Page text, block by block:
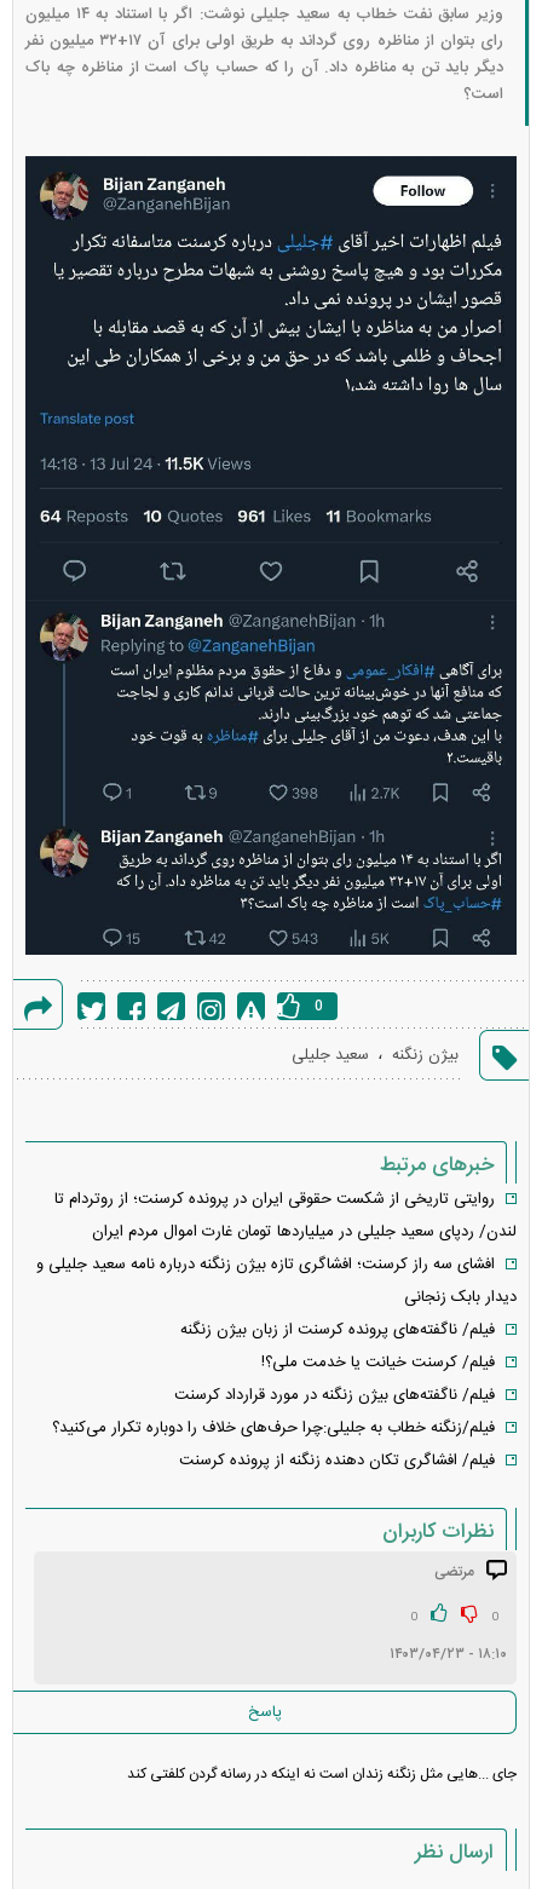
وزیر سابق نفت خطاب به سعید جلیلی نوشت: اگر با استناد به ۱۴ میلیون
رای بتوان از مناظره روی گرداند به طریق اولی برای آن ۱۷+۳۲ میلیون نفر
دیگر باید تن به مناظره داد. آن را که حساب پاک⁩ است از مناظره چه باک
است؟
خطا
0
بیژن زنگنه ، سعید جلیلی
خبرهای مرتبط
روایتی تاریخی از شکست حقوقی ایران در پرونده کرسنت؛ از روتردام تا
لندن/ ردپای سعید جلیلی در میلیاردها تومان غارت اموال مردم ایران
افشای سه راز کرسنت؛ افشاگری تازه بیژن زنگنه درباره نامه سعید جلیلی و
دیدار بابک زنجانی
فیلم/ ناگفته‌های پرونده کرسنت از زبان بیژن زنگنه
فیلم/ کرسنت خیانت یا خدمت ملی؟!
فیلم/ ناگفته‌های بیژن زنگنه در مورد قرارداد کرسنت
فیلم/زنگنه خطاب به جلیلی:چرا حرف‌های خلاف را دوباره تکرار می‌کنید؟
فیلم/ افشاگری تکان دهنده زنگنه از پرونده کرسنت
نظرات کاربران
مرتضی
0
0
۱۸:۱۰ - ۱۴۰۳/۰۴/۲۳
پاسخ
جای ...هایی مثل زنگنه زندان است نه اینکه در رسانه گردن کلفتی کند
ارسال نظر